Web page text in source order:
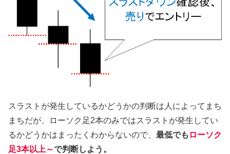
スラストが発生しているかどうかの判断は人によってまち
まちだが、ローソク足2本のみではスラストが発生してい
るかどうかはまったくわからないので、 最低でも ローソク
足3本以上～で判断しよう。